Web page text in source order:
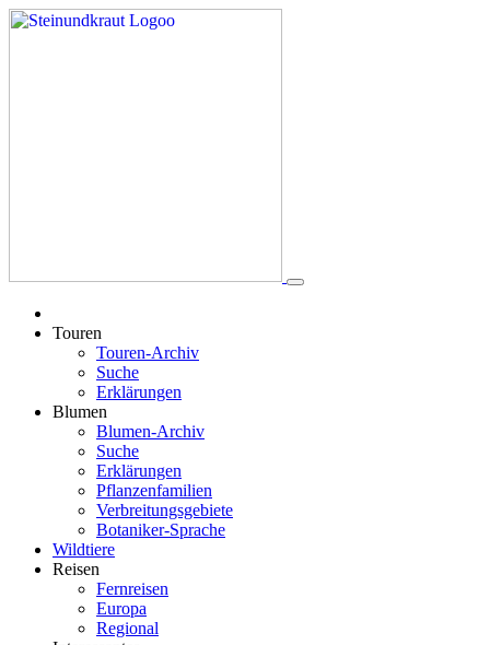
Touren
Touren-Archiv
Suche
Erklärungen
Blumen
Blumen-Archiv
Suche
Erklärungen
Pflanzenfamilien
Verbreitungsgebiete
Botaniker-Sprache
Wildtiere
Reisen
Fernreisen
Europa
Regional